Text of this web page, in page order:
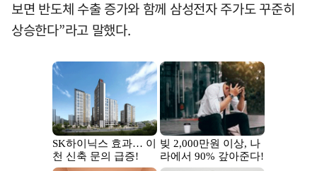
보면 반도체 수출 증가와 함께 삼성전자 주가도 꾸준히
상승한다”라고 말했다.